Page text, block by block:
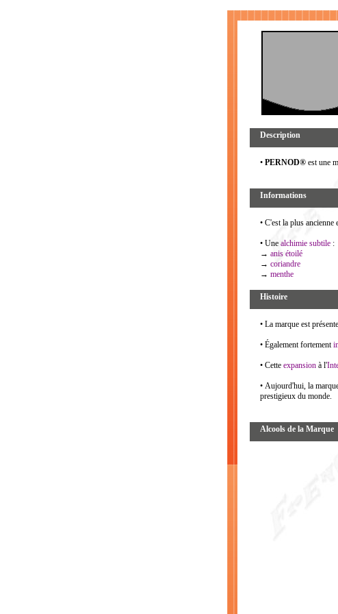
Description
• PERNOD® est une
Informations
• C'est la plus ancienne
• Une alchimie subtile:
→ anis étoilé
→ coriandre
→ menthe
Histoire
• La marque est
• Également fortement
• Cette expansionà l'
• Aujourd'hui, la
prestigieux du monde.
Alcools de la Marque